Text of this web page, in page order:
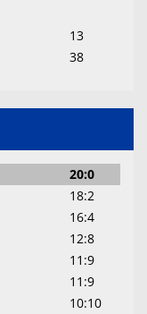
13
38
20:0
18:2
16:4
12:8
11:9
11:9
10:10